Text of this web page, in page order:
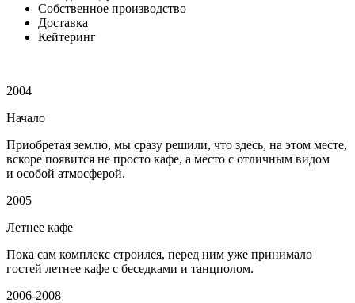
Собственное производство
Доставка
Кейтеринг
2004
Начало
Приобретая землю, мы сразу решили, что здесь, на этом месте,
вскоре появится не просто кафе, а место с отличным видом
и особой атмосферой.
2005
Летнее кафе
Пока сам комплекс строился, перед ним уже принимало
гостей летнее кафе с беседками и танцполом.
2006-2008